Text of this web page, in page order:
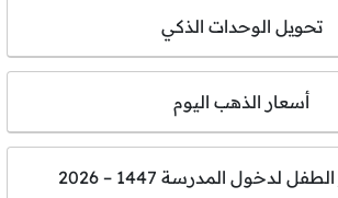
تحويل الوحدات الذكي
أسعار الذهب اليوم
لدخول المدرسة 1447 – 2026